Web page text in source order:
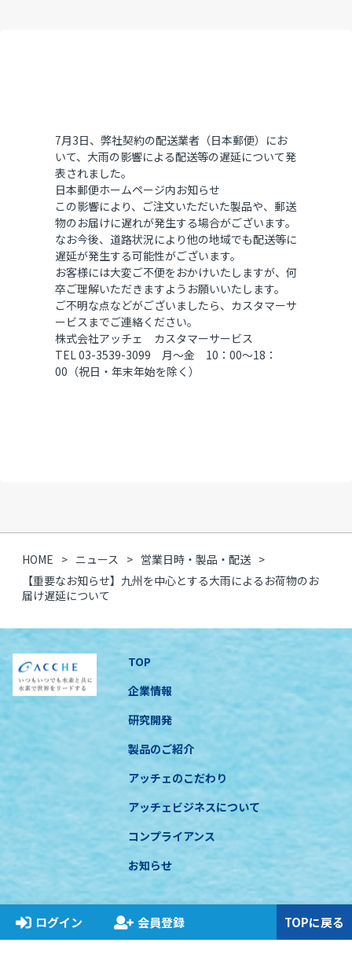
7月3日、弊社契約の配送業者（日本郵便）にお
いて、大雨の影響による配送等の遅延について発
表されました。
日本郵便ホームページ内お知らせ
この影響により、ご注文いただいた製品や、郵送
物のお届けに遅れが発生する場合がございます。
なお今後、道路状況により他の地域でも配送等に
遅延が発生する可能性がございます。
お客様には大変ご不便をおかけいたしますが、何
卒ご理解いただきますようお願いいたします。
ご不明な点などがございましたら、カスタマーサ
ービスまでご連絡ください。
株式会社アッチェ カスタマーサービス
TEL 03-3539-3099 月～金 10：00～18：
00（祝日・年末年始を除く）
HOME ニュース
営業日時・製品・配送
【重要なお知らせ】九州を中心とする大雨によるお荷物のお
届け遅延について
TOP
企業情報
研究開発
製品のご紹介
アッチェのこだわり
アッチェビジネスについて
コンプライアンス
お知らせ
ログイン 会員登録 TOPに戻る